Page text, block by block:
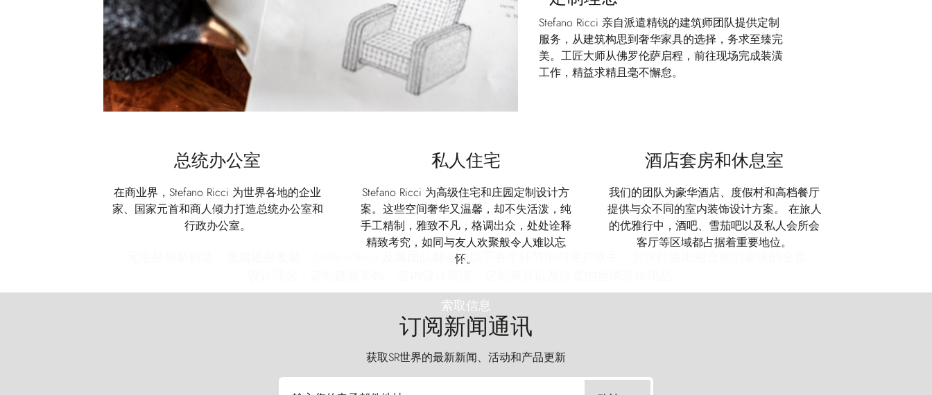
Stefano Ricci 亲自派遣精锐的建筑师团队提供定制
服务，从建筑构思到奢华家具的选择，务求至臻完
美。工匠大师从佛罗伦萨启程，前往现场完成装潢
工作，精益求精且毫不懈怠。
总统办公室
在商业界，Stefano Ricci 为世界各地的企业
家、国家元首和商人倾力打造总统办公室和
行政办公室。
私人住宅
Stefano Ricci 为高级住宅和庄园定制设计方
案。这些空间奢华又温馨，却不失活泼，纯
手工精制，雅致不凡，格调出众，处处诠释
精致考究，如同与友人欢聚般令人难以忘
怀。
酒店套房和休息室
我们的团队为豪华酒店、度假村和高档餐厅
提供与众不同的室内装饰设计方案。 在旅人
的优雅行中，酒吧、雪茄吧以及私人会所会
客厅等区域都占据着重要地位。
无论是创新构造、改建还是改装，Stefano Ricci 及其团队都会在以下各个环节中与客户联手，力求打造出迎合他们需求的全套
索取信息
订阅新闻通讯
获取SR世界的最新新闻、活动和产品更新